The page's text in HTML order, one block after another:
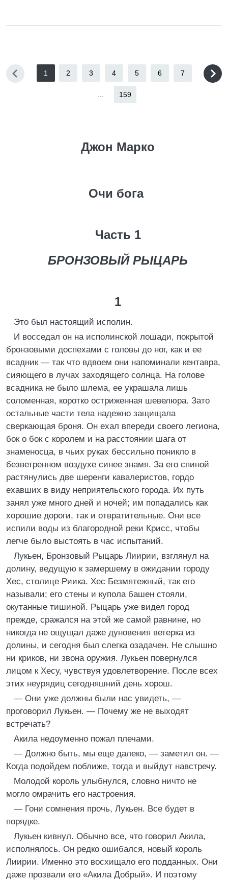
1 2 3 4 5 6 7
159
Джон Марко
Очи бога
Часть 1
БРОНЗОВЫЙ РЫЦАРЬ
1
Это был настоящий исполин.
И восседал он на исполинской лошади, покрытой
бронзовыми доспехами с головы до ног, как и ее
всадник — так что вдвоем они напоминали кентавра,
сияющего в лучах заходящего солнца. На голове
всадника не было шлема, ее украшала лишь
соломенная, коротко остриженная шевелюра. Зато
остальные части тела надежно защищала
сверкающая броня. Он ехал впереди своего легиона,
бок о бок с королем и на расстоянии шага от
знаменосца, в чьих руках бессильно поникло в
безветренном воздухе синее знамя. За его спиной
растянулись две шеренги кавалеристов, гордо
ехавших в виду неприятельского города. Их путь
занял уже много дней и ночей; им попадались как
хорошие дороги, так и отвратительные. Они все
испили воды из благородной реки Крисс, чтобы
легче было выстоять в час испытаний.
Лукьен, Бронзовый Рыцарь Лиирии, взглянул на
долину, ведущую к замершему в ожидании городу
Хес, столице Риика. Хес Безмятежный, так его
называли; его стены и купола башен стояли,
окутанные тишиной. Рыцарь уже видел город
прежде, сражался на этой же самой равнине, но
никогда не ощущал даже дуновения ветерка из
долины, и сегодня был слегка озадачен. Не слышно
ни криков, ни звона оружия. Лукьен повернулся
лицом к Хесу, чувствуя удовлетворение. После всех
этих неурядиц сегодняшний день хорош.
— Они уже должны были нас увидеть, —
проговорил Лукьен. — Почему же не выходят
встречать?
Акила недоуменно пожал плечами.
— Должно быть, мы еще далеко, — заметил он. —
Когда подойдем поближе, тогда и выйдут навстречу.
Молодой король улыбнулся, словно ничто не
могло омрачить его настроения.
— Гони сомнения прочь, Лукьен. Все будет в
порядке.
Лукьен кивнул. Обычно все, что говорил Акила,
исполнялось. Он редко ошибался, новый король
Лиирии. Именно это восхищало его подданных. Они
даже прозвали его «Акила Добрый». И поэтому